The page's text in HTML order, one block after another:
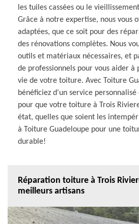
les tuiles cassées ou le
Grâce à notre expertise, nous vous
adaptées, que ce soit pour des
des rénovations complètes. Nous
outils et matériaux nécessaires, et
de professionnels pour vous aider
vie de votre toiture. Avec Toiture
bénéficiez d'un service personnalisé
pour que votre toiture à Trois
état, quelles que soient les
à Toiture Guadeloupe pour une
durable!
Réparation toiture à Trois
meilleurs artisans